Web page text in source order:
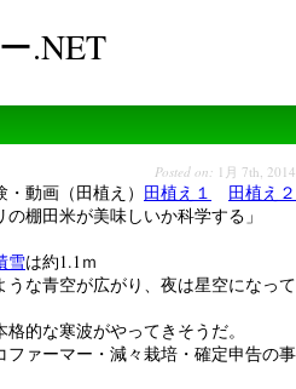
.NET
Posted on: 1月 7th, 2014
動画（田植え） 田植え１
田植え２
棚田米が美味しいか科学する」
雪は約1.1ｍ
な青空が広がり、夜は星空になって
格的な寒波がやってきそうだ。
ァーマー・減々栽培・確定申告の事